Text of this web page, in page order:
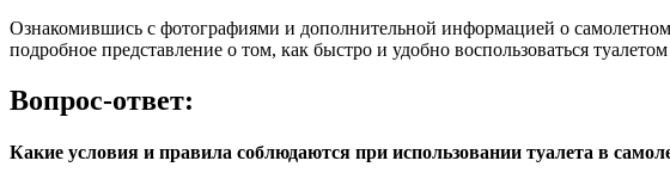
Ознакомившись с фотографиями и дополнительной информацией о
подробное представление о том, как быстро и удобно воспользоваться
Вопрос-ответ:
Какие условия и правила соблюдаются при использовании туалета в